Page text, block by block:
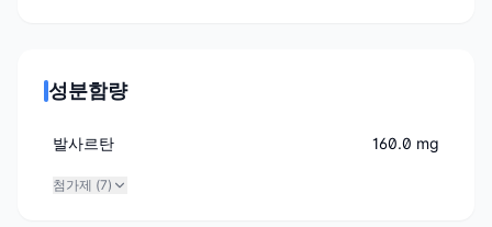
성분함량
발사르탄 160.0 mg
첨가제 (7)